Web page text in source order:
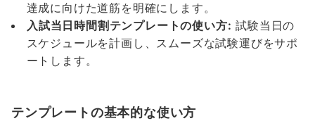
達成に向けた道筋を明確にします。
入試当日時間割テンプレートの使い方: 試験当日の
スケジュールを計画し、スムーズな試験運びをサポ
ートします。
テンプレートの基本的な使い方